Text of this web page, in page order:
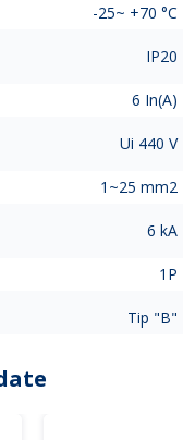
-25~ +70 °C
IP20
6 In(A)
Ui 440 V
1~25 mm2
6 kA
1P
Tip "B"